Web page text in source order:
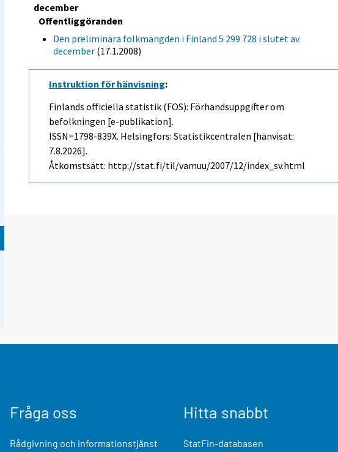
december
Offentliggöranden
Den preliminära folkmängden i Finland 5 299 728 i slutet av
december (17.1.2008)
Instruktion för hänvisning:
Finlands officiella statistik (FOS): Förhandsuppgifter om
befolkningen [e-publikation].
ISSN=1798-839X. Helsingfors: Statistikcentralen [hänvisat:
7.8.2026].
Åtkomstsätt: http://stat.fi/til/vamuu/2007/12/index_sv.html
Fråga oss
Rådgivning och informationstjänst
Hitta snabbt
StatFin-databasen